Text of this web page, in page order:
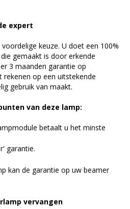
expert
keuze. U doet een 100%
gemaakt is door erkende
3 maanden garantie op
op een uitstekende
gebruik van maakt.
van deze lamp:
betaalt u het minste
garantie.
kan de garantie op uw beamer
vervangen